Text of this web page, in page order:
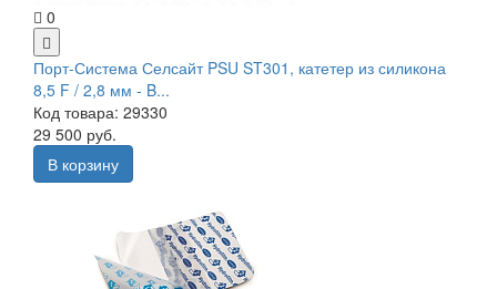
0
Порт-Система Селсайт PSU ST301, катетер из силикона
8,5 F / 2,8 мм - B...
Код товара: 29330
29 500 руб.
В корзину